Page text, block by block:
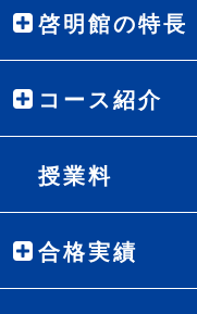
啓明館の特長
コース紹介
授業料
合格実績